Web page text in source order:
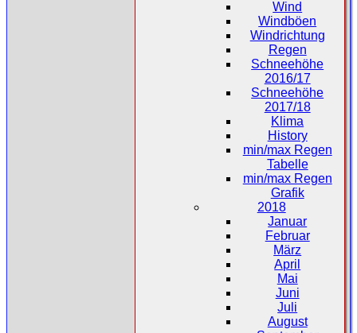
Wind
Windböen
Windrichtung
Regen
Schneehöhe
2016/17
Schneehöhe
2017/18
Klima
History
min/max Regen
Tabelle
min/max Regen
Grafik
2018
Januar
Februar
März
April
Mai
Juni
Juli
August